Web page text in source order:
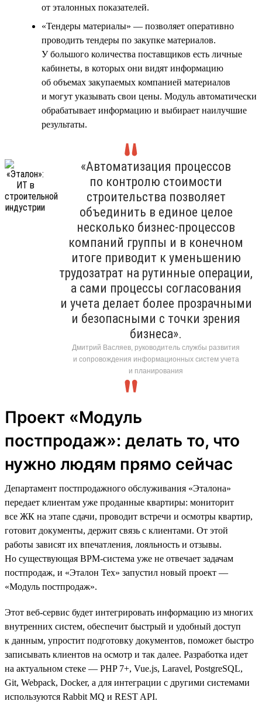
от эталонных показателей.
«Тендеры материалы» — позволяет оперативно
проводить тендеры по закупке материалов.
У большого количества поставщиков есть личные
кабинеты, в которых они видят информацию
об объемах закупаемых компанией материалов
и могут указывать свои цены. Модуль автоматически
обрабатывает информацию и выбирает наилучшие
результаты.
«Автоматизация процессов
по контролю стоимости
строительства позволяет
объединить в единое целое
несколько бизнес-процессов
компаний группы и в конечном
итоге приводит к уменьшению
трудозатрат на рутинные операции,
а сами процессы согласования
и учета делает более прозрачными
и безопасными с точки зрения
бизнеса».
Дмитрий Васляев, руководитель службы развития
и сопровождения информационных систем учета
и планирования
Проект «Модуль
постпродаж»: делать то, что
нужно людям прямо сейчас
Департамент постпродажного обслуживания «Эталона»
передает клиентам уже проданные квартиры: мониторит
все ЖК на этапе сдачи, проводит встречи и осмотры квартир,
готовит документы, держит связь с клиентами. От этой
работы зависят их впечатления, лояльность и отзывы.
Но существующая BPM-система уже не отвечает задачам
постпродаж, и «Эталон Тех» запустил новый проект —
«Модуль постпродаж».
Этот веб-сервис будет интегрировать информацию из многих
внутренних систем, обеспечит быстрый и удобный доступ
к данным, упростит подготовку документов, поможет быстро
записывать клиентов на осмотр и так далее. Разработка идет
на актуальном стеке — PHP 7+, Vue.js, Laravel, PostgreSQL,
Git, Webpack, Docker, а для интеграции с другими системами
используются Rabbit MQ и REST API.